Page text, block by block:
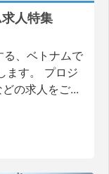
人特集
、ベトナムで
ます。 プロジ
の求人をご...